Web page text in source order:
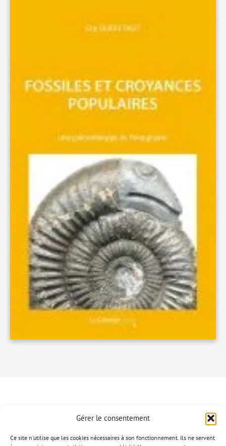
Gérer le consentement
Ce site n'utilise que les cookies nécessaires à son fonctionnement. Ils ne servent
CONTACT